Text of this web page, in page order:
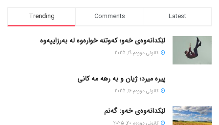
Trending Comments Latest
لێکدانەوەی خەو؛ کەوتنە خوارەوە لە بەرزاییەوە
كانونی دووه‌م 19, 2025
پیره میرد؛ ژیان و به رهه مه کانی
كانونی دووه‌م 16, 2025
لێکدانەوەی خەو: گەنم
كانونی دووه‌م 20, 2025